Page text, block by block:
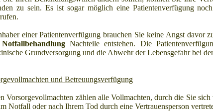
zu sein. Es ist sogar möglich eine Patientenverfügung
einer Patientenverfügung brauchen Sie keine Angst davor
Notfallbehandlung Nachteile entstehen. Die
Grundversorgung und die Abwehr der Lebensgefahr bei
und Betreuungsverfügung
Vorsorgevollmachten zählen alle Vollmachten, durch die Sie
Notfall oder nach Ihrem Tod durch eine Vertrauensperson